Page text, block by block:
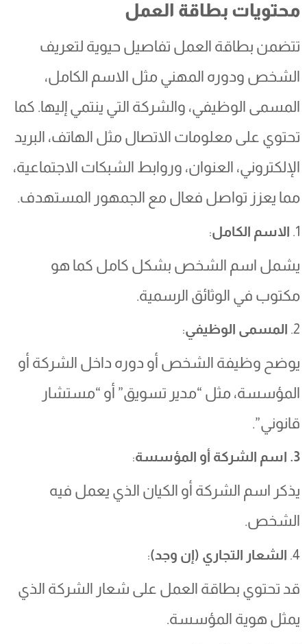
محتويات بطاقة العمل
تتضمن بطاقة العمل تفاصيل حيوية لتعريف
الشخص ودوره المهني مثل الاسم الكامل،
المسمى الوظيفي، والشركة التي ينتمي إليها. كما
تحتوي على معلومات الاتصال مثل الهاتف، البريد
الإلكتروني، العنوان، وروابط الشبكات الاجتماعية،
مما يعزز تواصل فعال مع الجمهور المستهدف.
الاسم الكامل
يشمل اسم الشخص بشكل كامل كما هو
مكتوب في الوثائق الرسمية.
المسمى الوظيفي
يوضح وظيفة الشخص أو دوره داخل الشركة أو
المؤسسة، مثل “مدير تسويق” أو “مستشار
قانوني”.
3. اسم الشركة أو المؤسسة :
يذكر اسم الشركة أو الكيان الذي يعمل فيه
الشخص.
4. الشعار التجاري (إن وجد):
قد تحتوي بطاقة العمل على شعار الشركة الذي
يمثل هوية المؤسسة.